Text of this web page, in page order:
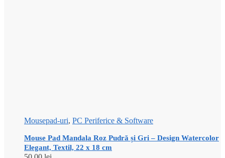
Mousepad-uri, PC Periferice & Software
Mouse Pad Mandala Roz Pudră și Gri – Design Watercolor
Elegant, Textil, 22 x 18 cm